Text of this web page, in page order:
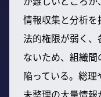
情報収集と分析を
法的権限が弱く
ないため、組織
陥っている。総
未整理の大量情